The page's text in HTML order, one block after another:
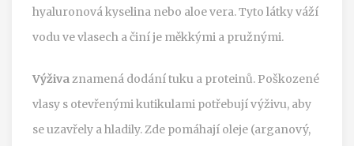
hyaluronová kyselina nebo aloe vera. Tyto látky váží
vodu ve vlasech a činí je měkkými a pružnými.
Výživaznamená dodání tuku a proteinů. Poškozené
vlasy s otevřenými kutikulami potřebují výživu, aby
se uzavřely a hladily. Zde pomáhají oleje (arganový,